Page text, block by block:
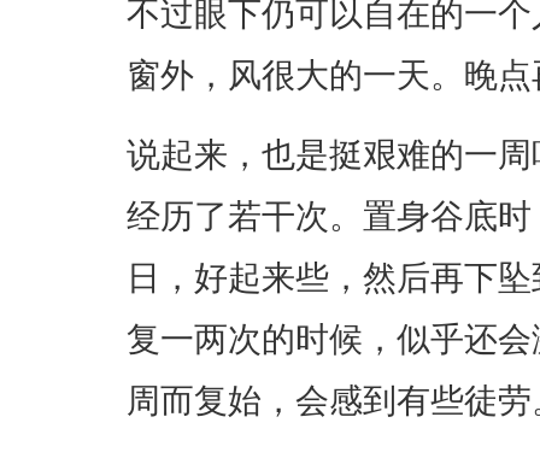
不过眼下仍可以自在的一
窗外，风很大的一天。晚
说起来，也是挺艰难的一
经历了若干次。置身谷底
日，好起来些，然后再下
复一两次的时候，似乎还
周而复始，会感到有些徒劳